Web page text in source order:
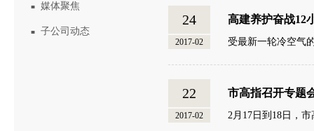
■ 媒体聚焦
■ 子公司动态
24
2017-02
高建养护奋战12
受最新一轮冷空气
22
2017-02
市高指召开专题
2月17日到18日，